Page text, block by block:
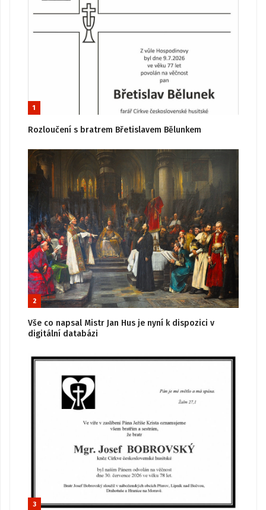
1
Rozloučení s bratrem Břetislavem Bělunkem
2
Vše co napsal Mistr Jan Hus je nyní k dispozici v
digitální databázi
3